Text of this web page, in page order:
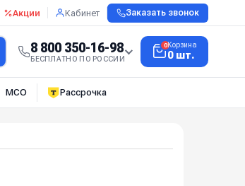
Акции Кабинет Заказать звонок
8 800 350-16-98
БЕСПЛАТНО ПО РОССИИ
0Корзина
0 шт.
МСО Рассрочка